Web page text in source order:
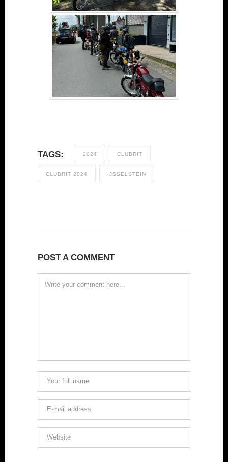
TAGS: 2024 CLUBRIT
CLUBRIT 2024 IJSSELSTEIN
POST A COMMENT